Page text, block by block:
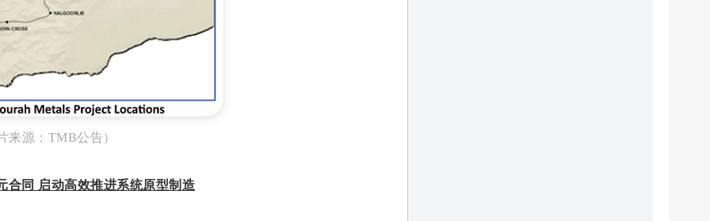
来源：TMB公告）
同 启动高效推进系统原型制造